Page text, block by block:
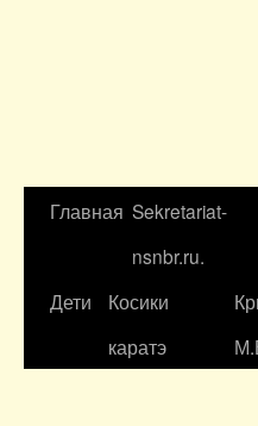
Главная Sekretariat-
nsnbr.ru.
Дети
Косики
каратэ